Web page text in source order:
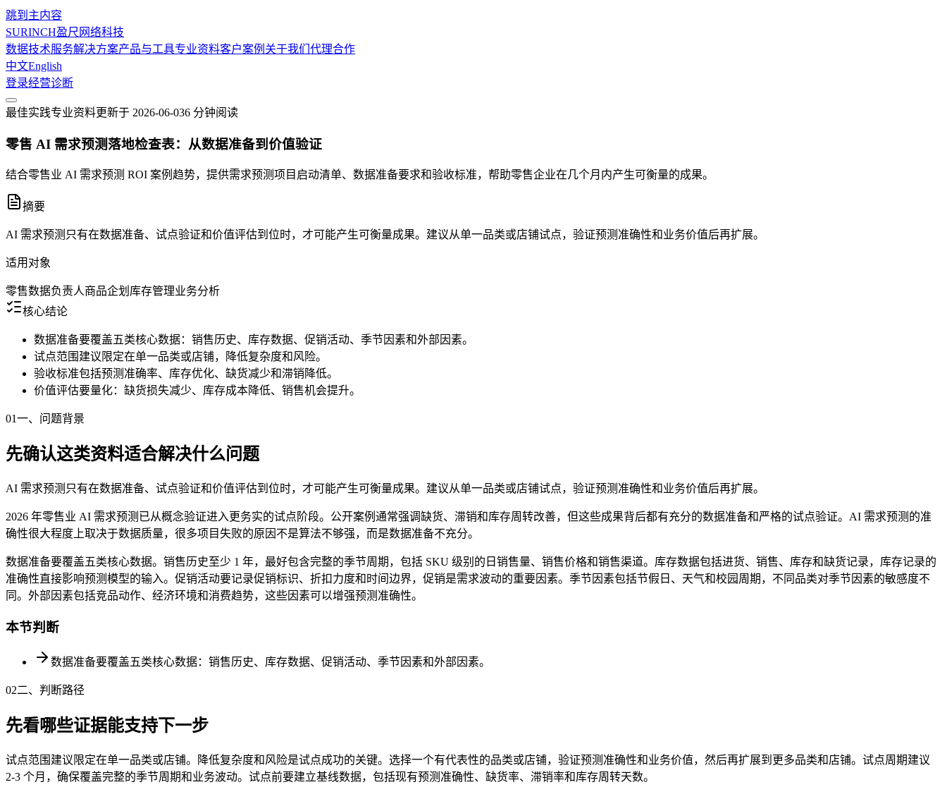
跳到主内容
SURINCH盈尺网络科技
数据技术服务解决方案产品与工具专业资料客户案例 关于我们 代理合作
中文English
登录经营诊断
最佳实践专业资料更新于 2026-06-036 分钟阅读
零售 AI 需求预测落地检查表：从数据准备到价值验证
结合零售业 AI 需求预测 ROI 案例趋势，提供需求预测项目启动清单、数据准备要求和验收标准，帮助零售企业在几个月内产生可衡量的成果。
摘要
AI 需求预测只有在数据准备、试点验证和价值评估到位时，才可能产生可衡量成果。建议从单一品类或店铺试点，验证预测准确性和业务价值后再扩展。
适用对象
零售数据负责人商品企划 库存管理业务分析
核心结论
数据准备要覆盖五类核心数据：销售历史、库存数据、促销活动、季节因素和外部因素。
试点范围建议限定在单一品类或店铺，降低复杂度和风险。
验收标准包括预测准确率、库存优化、缺货减少和滞销降低。
价值评估要量化：缺货损失减少、库存成本降低、销售机会提升。
01一、问题背景
先确认这类资料适合解决什么问题
AI 需求预测只有在数据准备、试点验证和价值评估到位时，才可能产生可衡量成果。建议从单一品类或店铺试点，验证预测准确性和业务价值后再扩展。
2026 年零售业 AI 需求预测已从概念验证进入更务实的试点阶段。公开案例通常强调缺货、滞销和库存周转改善，但这些成果背后都有充分的数据准备和严格的试点验证。AI 需求预测的准
确性很大程度上取决于数据质量，很多项目失败的原因不是算法不够强，而是数据准备不充分。
数据准备要覆盖五类核心数据。销售历史至少 1 年，最好包含完整的季节周期，包括 SKU 级别的日销售量、销售价格和销售渠道。库存数据包括进货、销售、库存和缺货记录，库存记录的
准确性直接影响预测模型的输入。促销活动要记录促销标识、折扣力度和时间边界，促销是需求波动的重要因素。季节因素包括节假日、天气和校园周期，不同品类对季节因素的敏感度不
同。外部因素包括竞品动作、经济环境和消费趋势，这些因素可以增强预测准确性。
本节判断
数据准备要覆盖五类核心数据：销售历史、库存数据、促销活动、季节因素和外部因素。
02二、判断路径
先看哪些证据能支持下一步
试点范围建议限定在单一品类或店铺。降低复杂度和风险是试点成功的关键。选择一个有代表性的品类或店铺，验证预测准确性和业务价值，然后再扩展到更多品类和店铺。试点周期建议
2-3 个月，确保覆盖完整的季节周期和业务波动。试点前要建立基线数据，包括现有预测准确性、缺货率、滞销率和库存周转天数。